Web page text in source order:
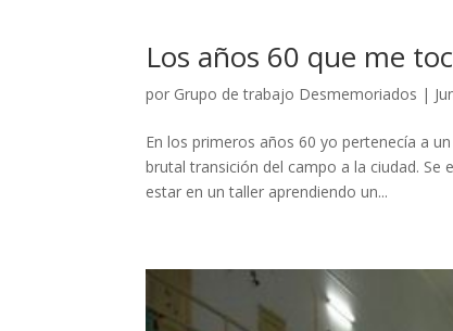
Los años 60 que me
por Grupo de trabajo Desmemoriados |
En los primeros años 60 yo pertenecía a
brutal transición del campo a la ciudad.
estar en un taller aprendiendo un...